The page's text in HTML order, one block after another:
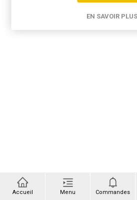
Accueil Menu Commandes
EN SAVOIR PLUS